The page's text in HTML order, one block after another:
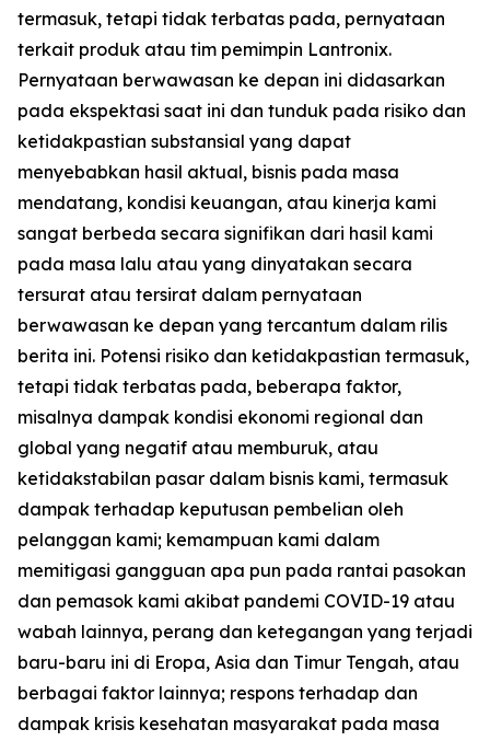
termasuk, tetapi tidak terbatas pada, pernyataan
terkait produk atau tim pemimpin Lantronix.
Pernyataan berwawasan ke depan ini didasarkan
pada ekspektasi saat ini dan tunduk pada risiko dan
ketidakpastian substansial yang dapat
menyebabkan hasil aktual, bisnis pada masa
mendatang, kondisi keuangan, atau kinerja kami
sangat berbeda secara signifikan dari hasil kami
pada masa lalu atau yang dinyatakan secara
tersurat atau tersirat dalam pernyataan
berwawasan ke depan yang tercantum dalam rilis
berita ini. Potensi risiko dan ketidakpastian termasuk,
tetapi tidak terbatas pada, beberapa faktor,
misalnya dampak kondisi ekonomi regional dan
global yang negatif atau memburuk, atau
ketidakstabilan pasar dalam bisnis kami, termasuk
dampak terhadap keputusan pembelian oleh
pelanggan kami; kemampuan kami dalam
memitigasi gangguan apa pun pada rantai pasokan
dan pemasok kami akibat pandemi COVID-19 atau
wabah lainnya, perang dan ketegangan yang terjadi
baru-baru ini di Eropa, Asia dan Timur Tengah, atau
berbagai faktor lainnya; respons terhadap dan
dampak krisis kesehatan masyarakat pada masa